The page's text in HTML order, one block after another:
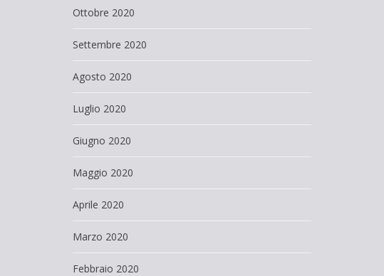
Ottobre 2020
Settembre 2020
Agosto 2020
Luglio 2020
Giugno 2020
Maggio 2020
Aprile 2020
Marzo 2020
Febbraio 2020